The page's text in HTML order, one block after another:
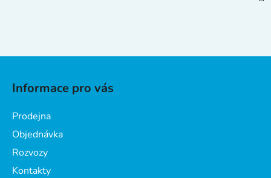
Informace pro vás
Prodejna
Objednávka
Rozvozy
Kontakty